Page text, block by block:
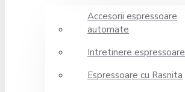
Accesorii espressoare
automate
Intretinere espressoare
Espressoare cu Rasnita